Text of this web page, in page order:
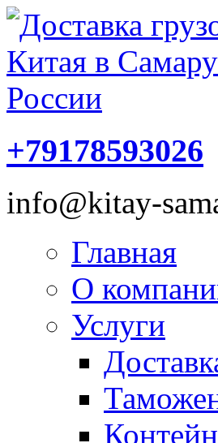
+79178593026
info@kitay-
Главная
О
Услуги